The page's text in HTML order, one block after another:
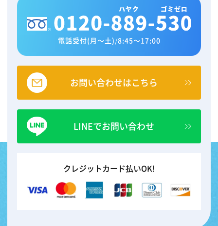
電話受付(月～土) /8:45～17:00
お問い合わせはこちら
LINEでお問い合わせ
クレジットカード払いOK!